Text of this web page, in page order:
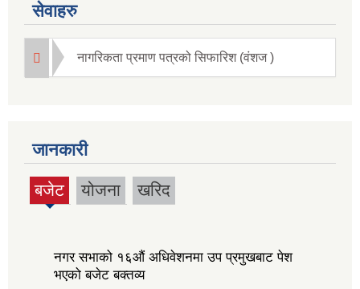
सेवाहरु
नागरिकता प्रमाण पत्रको सिफारिश (वंशज )
जानकारी
बजेट
(active
योजना खरिद
नगर सभाको १६‍औं अधिवेशनमा उप प्रमुखबाट पेश
भएको बजेट बक्तव्य